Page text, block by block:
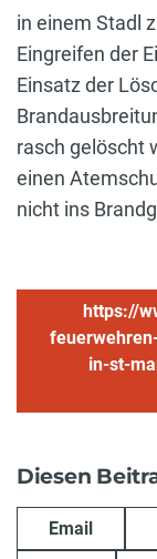
in einem Stadl
Eingreifen der
Einsatz der
rasch gelöscht
einen
nicht ins
https://
in-st-
Diesen
Email